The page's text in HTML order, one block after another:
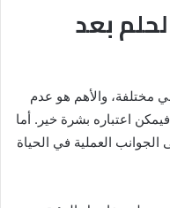
بعد
مختلفة، والأهم هو عدم
فيمكن اعتباره بشرة خير. أما
العملية في الحياة